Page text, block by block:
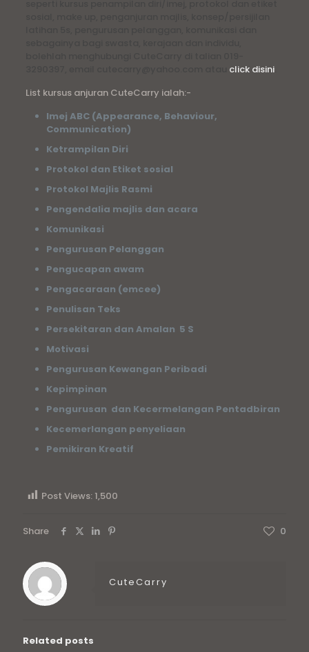
click disini.
List kursus anjuran CuteCarry ialah:-
Imej ABC (Appearance, Behaviour,
Communication)
Ketrampilan Diri
Protokol dan Etiket sosial
Protokol Majlis Rasmi
Pengendalia majlis dan acara
Komunikasi
Pengurusan Pelanggan
Pengucapan awam
Pengacaraan (emcee)
Penulisan Teks
Persekitaran dan Amalan 5 S
Motivasi
Pengurusan Kewangan Peribadi
Kepimpinan
Pengurusan dan Kecermelangan Pentadbiran
Kecemerlangan penyeliaan
Pemikiran Kreatif
Post Views: 1,500
Share 0
CuteCarry
Related posts